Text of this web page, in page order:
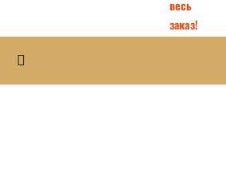
весь
заказ!